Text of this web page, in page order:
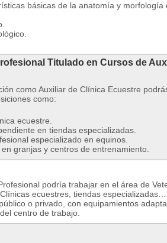
básicas de la anatomía y morfología
Titulado en Cursos de
como Auxiliar de Clínica Ecuestre
como:
ecuestre.
en tiendas especializadas.
especializado en equinos.
granjas y centros de entrenamiento.
podría trabajar en el área de
ecuestres, tiendas
o privado, con equipamientos
centro de trabajo.